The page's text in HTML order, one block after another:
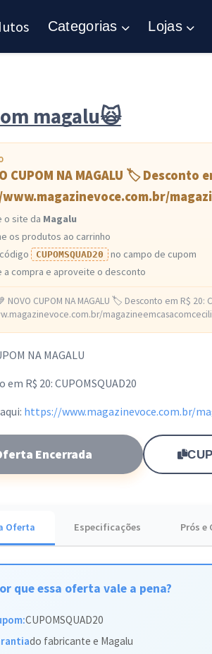
Categorias Lojas
magalu🙀
CUPOM NA MAGALU 🏷 Desconto
o site da Magalu
os produtos ao carrinho
CUPOMSQUAD20 no campo de cupom
a compra e aproveite o desconto
NOVO CUPOM NA MAGALU 🏷 Desconto em R$ 20:
NA MAGALU
R$ 20: CUPOMSQUAD20
https://www.magazinevoce.com.br/
Encerrada
Oferta Especificações Prós e
que essa oferta vale a pena?
CUPOMSQUAD20
do fabricante e Magalu